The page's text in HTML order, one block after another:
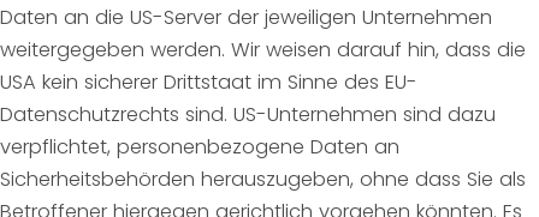
Daten an die US-Server der jeweiligen Unternehmen
weitergegeben werden. Wir weisen darauf hin, dass die
USA kein sicherer Drittstaat im Sinne des EU-
Datenschutzrechts sind. US-Unternehmen sind dazu
verpflichtet, personenbezogene Daten an
Sicherheitsbehörden herauszugeben, ohne dass Sie als